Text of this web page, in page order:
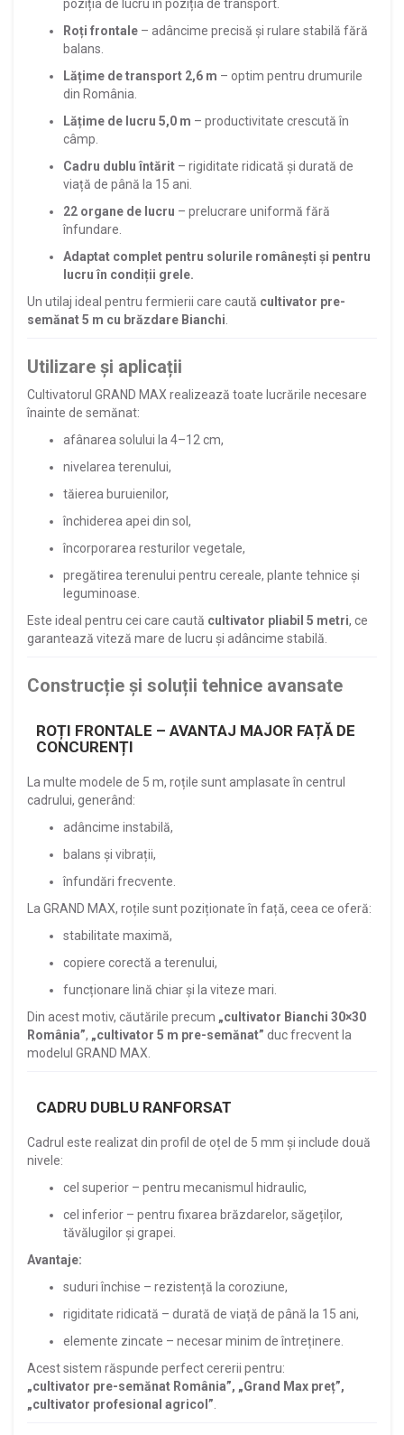
poziția de lucru în poziția de transport.
Roți frontale – adâncime precisă și rulare stabilă fără
balans.
Lățime de transport 2,6 m – optim pentru drumurile
din România.
Lățime de lucru 5,0 m – productivitate crescută în
câmp.
Cadru dublu întărit – rigiditate ridicată și durată de
viață de până la 15 ani.
22 organe de lucru – prelucrare uniformă fără
înfundare.
Adaptat complet pentru solurile românești și pentru
lucru în condiții grele.
Un utilaj ideal pentru fermierii care caută cultivator pre-
semănat 5 m cu brăzdare Bianchi
Utilizare și aplicații
Cultivatorul GRAND MAX realizează toate lucrările necesare
înainte de semănat:
afânarea solului la 4–12 cm,
nivelarea terenului,
tăierea buruienilor,
închiderea apei din sol,
încorporarea resturilor vegetale,
pregătirea terenului pentru cereale, plante tehnice și
leguminoase.
Este ideal pentru cei care caută cultivator pliabil 5 metri, ce
garantează viteză mare de lucru și adâncime stabilă.
Construcție și soluții tehnice avansate
ROȚI FRONTALE – AVANTAJ MAJOR FAȚĂ DE
CONCURENȚI
La multe modele de 5 m, roțile sunt amplasate în centrul
cadrului, generând:
adâncime instabilă,
balans și vibrații,
înfundări frecvente.
La GRAND MAX, roțile sunt poziționate în față, ceea ce oferă:
stabilitate maximă,
copiere corectă a terenului,
funcționare lină chiar și la viteze mari.
Din acest motiv, căutările precum „cultivator Bianchi 30×30
România”, „cultivator 5 m pre-semănat” duc frecvent la
modelul GRAND MAX.
CADRU DUBLU RANFORSAT
Cadrul este realizat din profil de oțel de 5 mm și include două
nivele:
cel superior – pentru mecanismul hidraulic,
cel inferior – pentru fixarea brăzdarelor, săgeților,
tăvălugilor și grapei.
Avantaje:
suduri închise – rezistență la coroziune,
rigiditate ridicată – durată de viață de până la 15 ani,
elemente zincate – necesar minim de întreținere.
Acest sistem răspunde perfect cererii pentru:
„cultivator pre-semănat România”, „Grand Max preț”,
„cultivator profesional agricol”